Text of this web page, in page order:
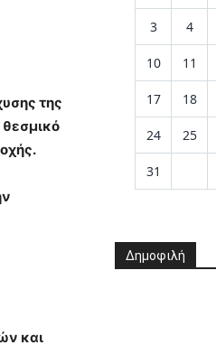
της
και
3 4
10 11
17 18
24 25
31
Δημοφιλή